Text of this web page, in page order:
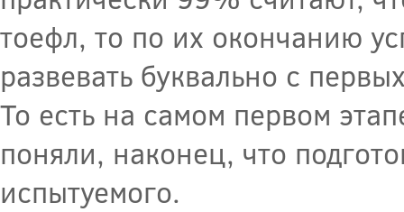
тоефл, то по их окончанию
развевать буквально с
То есть на самом первом
поняли, наконец, что
испытуемого.